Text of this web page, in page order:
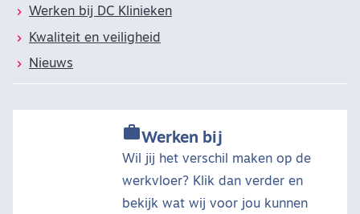
Werken bij DC Klinieken
Kwaliteit en veiligheid
Nieuws
Werken bij
Wil jij het verschil maken op de
werkvloer? Klik dan verder en
bekijk wat wij voor jou kunnen